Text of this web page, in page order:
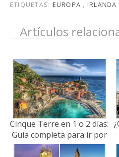
ETIQUETAS: EUROPA , IRLANDA
Artículos
Cinque Terre en 1 o 2 días:
Guía completa para ir por
libre!